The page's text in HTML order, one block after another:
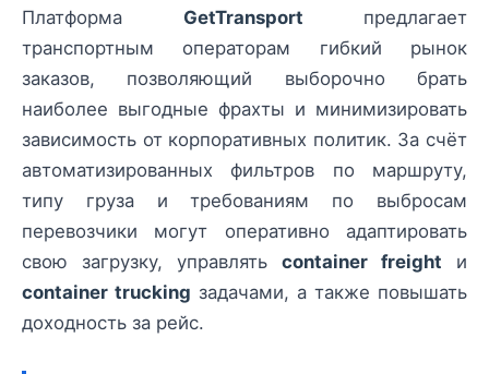
Платформа GetTransport предлагает
транспортным операторам гибкий рынок
заказов, позволяющий выборочно брать
наиболее выгодные фрахты и минимизировать
зависимость от корпоративных политик. За счёт
автоматизированных фильтров по маршруту,
типу груза и требованиям по выбросам
перевозчики могут оперативно адаптировать
свою загрузку, управлять container freight и
container trucking задачами, а также повышать
доходность за рейс.